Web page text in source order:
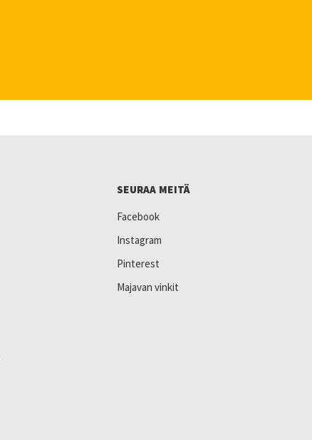
SEURAA MEITÄ
Facebook
Instagram
Pinterest
Majavan vinkit